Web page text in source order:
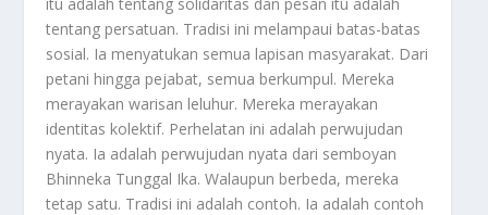
tentang persatuan. Tradisi ini melampaui batas-batas
sosial. Ia menyatukan semua lapisan masyarakat. Dari
petani hingga pejabat, semua berkumpul. Mereka
merayakan warisan leluhur. Mereka merayakan
identitas kolektif. Perhelatan ini adalah perwujudan
nyata. Ia adalah perwujudan nyata dari semboyan
Bhinneka Tunggal Ika. Walaupun berbeda, mereka
tetap satu. Tradisi ini adalah contoh. Ia adalah contoh